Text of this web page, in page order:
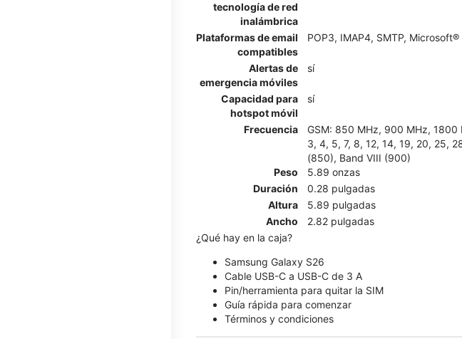
tecnología de red
inalámbrica
Plataformas de email
compatibles
POP3, IMAP4, SMTP,
Alertas de
emergencia móviles
sí
Capacidad para
hotspot móvil
sí
Frecuencia
GSM: 850 MHz, 900 MHz, 1800
3, 4, 5, 7, 8, 12, 14, 19, 20, 25,
(850), Band VIII (900)
Peso
5.89 onzas
Duración
0.28 pulgadas
Altura
5.89 pulgadas
Ancho
2.82 pulgadas
¿Qué hay en la caja?
Samsung Galaxy S26
Cable USB-C a USB-C de 3 A
Pin/herramienta para quitar la SIM
Guía rápida para comenzar
Términos y condiciones